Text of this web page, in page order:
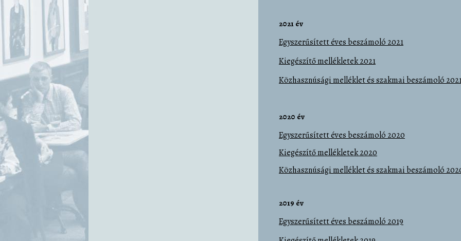
2021 év
Egyszerűsített éves beszámoló 2021
Kiegészítő mellékletek 2021
Közhasznúsági melléklet és szakmai beszámoló
2020 év
Egyszerűsített éves beszámoló 2020
Kiegészítő mellékletek 2020
Közhasznúsági melléklet és szakmai beszámoló
2019 év
Egyszerűsített éves beszámoló 2019